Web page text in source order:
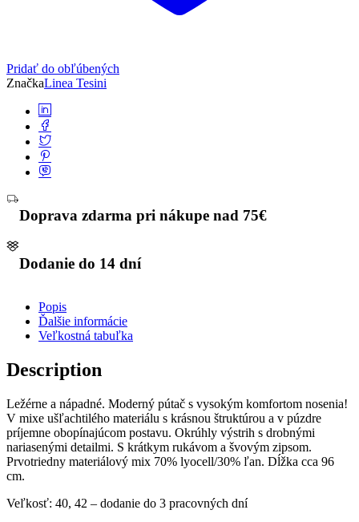
Pridať do obľúbených
ZnačkaLinea Tesini
Doprava zdarma pri nákupe nad 75€
Dodanie do 14 dní
Popis
Ďalšie informácie
Veľkostná tabuľka
Description
Ležérne a nápadné. Moderný pútač s vysokým komfortom nosenia!
V mixe ušľachtilého materiálu s krásnou štruktúrou a v púzdre
príjemne obopínajúcom postavu. Okrúhly výstrih s drobnými
nariasenými detailmi. S krátkym rukávom a švovým zipsom.
Prvotriedny materiálový mix 70% lyocell/30% ľan. Dĺžka cca 96
cm.
Veľkosť: 40, 42 – dodanie do 3 pracovných dní